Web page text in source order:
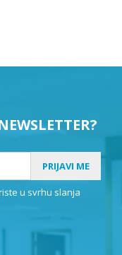
PRIJAVI ME
u svrhu slanja